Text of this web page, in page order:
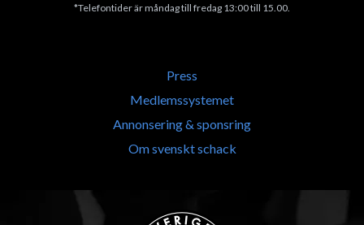
*Telefontider är måndag till fredag 13:00 till 15.00.
Press
Medlemssystemet
Annonsering & sponsring
Om svenskt schack